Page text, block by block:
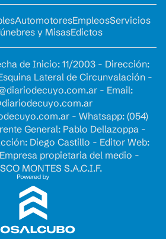
AutomotoresEmpleosServicios
y MisasEdictos
de Inicio: 11/2003 - Dirección:
Lateral de Circunvalación -
- Email:
- Whatsapp: (054)
General: Pablo Dellazoppa -
Diego Castillo - Editor Web:
propietaria del medio -
MONTES S.A.C.I.F.